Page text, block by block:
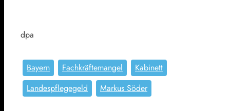
dpa
Bayern Fachkräftemangel
Kabinett
Landespflegegeld
Markus Söder